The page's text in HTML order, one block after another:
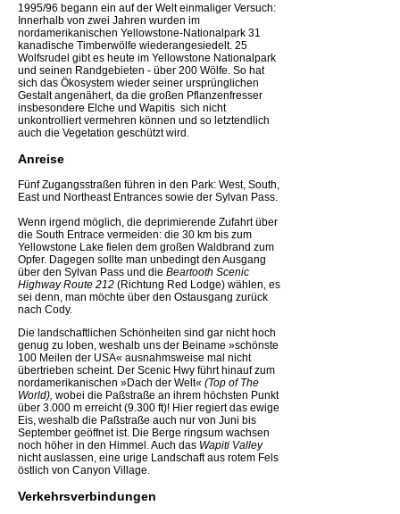
1995/96 begann ein auf der Welt einmaliger Versuch:
Innerhalb von zwei Jahren wurden im
nordamerikanischen Yellowstone-Nationalpark 31
kanadische Timberwölfe wiederangesiedelt. 25
Wolfsrudel gibt es heute im Yellowstone Nationalpark
und seinen Randgebieten - über 200 Wölfe. So hat
sich das Ökosystem wieder seiner ursprünglichen
Gestalt angenähert, da die großen Pflanzenfresser 
insbesondere Elche und Wapitis  sich nicht
unkontrolliert vermehren können und so letztendlich
auch die Vegetation geschützt wird.
Anreise
Fünf Zugangsstraßen führen in den Park: West, South,
East und Northeast Entrances sowie der Sylvan Pass.
Wenn irgend möglich, die deprimierende Zufahrt über
die South Entrace vermeiden: die 30 km bis zum
Yellowstone Lake fielen dem großen Waldbrand zum
Opfer. Dagegen sollte man unbedingt den Ausgang
über den Sylvan Pass und die Beartooth Scenic
Highway Route 212 (Richtung Red Lodge) wählen, es
sei denn, man möchte über den Ostausgang zurück
nach Cody.
Die landschaftlichen Schönheiten sind gar nicht hoch
genug zu loben, weshalb uns der Beiname »schönste
100 Meilen der USA« ausnahmsweise mal nicht
übertrieben scheint. Der Scenic Hwy führt hinauf zum
nordamerikanischen »Dach der Welt« (Top of The
World), wobei die Paßstraße an ihrem höchsten Punkt
über 3.000 m erreicht (9.300 ft)! Hier regiert das ewige
Eis, weshalb die Paßstraße auch nur von Juni bis
September geöffnet ist. Die Berge ringsum wachsen
noch höher in den Himmel. Auch das Wapiti Valley
nicht auslassen, eine urige Landschaft aus rotem Fels
östlich von Canyon Village.
Verkehrsverbindungen